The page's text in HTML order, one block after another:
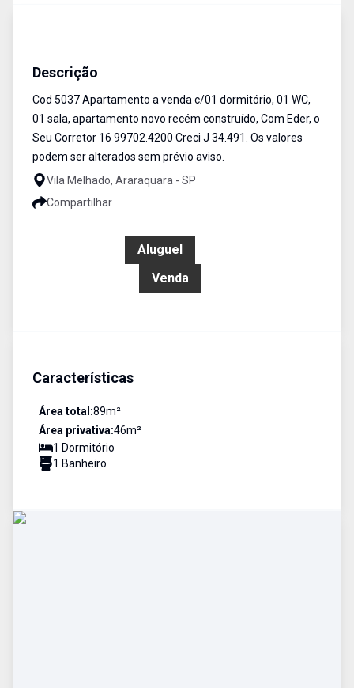
Descrição
Cod 5037 Apartamento a venda c/01 dormitório, 01 WC,
01 sala, apartamento novo recém construído, Com Eder, o
Seu Corretor 16 99702.4200 Creci J 34.491. Os valores
podem ser alterados sem prévio aviso.
Vila Melhado, Araraquara - SP
Compartilhar
Aluguel
Venda
Características
Área total:89m²
Área privativa:46m²
1 Dormitório
1 Banheiro